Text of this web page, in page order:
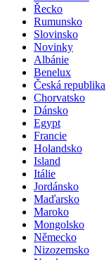
Řecko
Rumunsko
Slovinsko
Novinky
Albánie
Benelux
Česká republika
Chorvatsko
Dánsko
Egypt
Francie
Holandsko
Island
Itálie
Jordánsko
Maďarsko
Maroko
Mongolsko
Německo
Nizozemsko